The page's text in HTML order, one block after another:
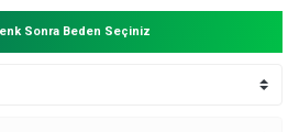
Sonra Beden Seçiniz